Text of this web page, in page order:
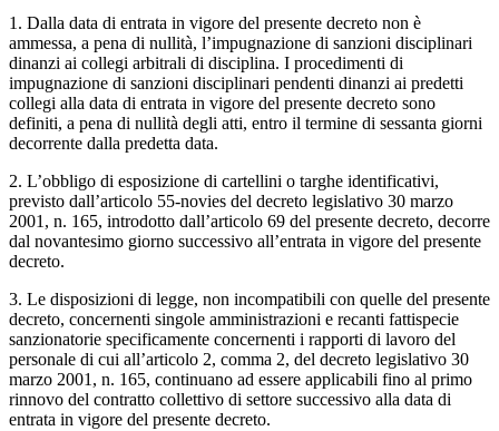
1. Dalla data di entrata in vigore del presente decreto non è
ammessa, a pena di nullità, l’impugnazione di sanzioni disciplinari
dinanzi ai collegi arbitrali di disciplina. I procedimenti di
impugnazione di sanzioni disciplinari pendenti dinanzi ai predetti
collegi alla data di entrata in vigore del presente decreto sono
definiti, a pena di nullità degli atti, entro il termine di sessanta giorni
decorrente dalla predetta data.
2. L’obbligo di esposizione di cartellini o targhe identificativi,
previsto dall’articolo 55-novies del decreto legislativo 30 marzo
2001, n. 165, introdotto dall’articolo 69 del presente decreto, decorre
dal novantesimo giorno successivo all’entrata in vigore del presente
decreto.
3. Le disposizioni di legge, non incompatibili con quelle del presente
decreto, concernenti singole amministrazioni e recanti fattispecie
sanzionatorie specificamente concernenti i rapporti di lavoro del
personale di cui all’articolo 2, comma 2, del decreto legislativo 30
marzo 2001, n. 165, continuano ad essere applicabili fino al primo
rinnovo del contratto collettivo di settore successivo alla data di
entrata in vigore del presente decreto.